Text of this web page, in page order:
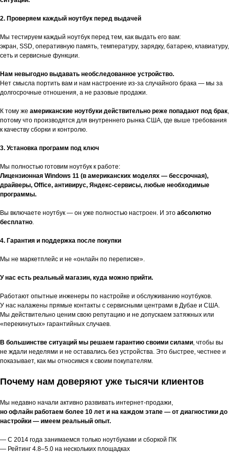
2. Проверяем каждый ноутбук перед выдачей
Мы тестируем каждый ноутбук перед тем, как выдать его вам:
экран, SSD, оперативную память, температуру, зарядку, батарею, клавиатуру,
сеть и сервисные функции.
Нам невыгодно выдавать необследованное устройство.
Нет смысла портить вам и нам настроение из-за случайного брака — мы за
долгосрочные отношения, а не разовые продажи.
К тому же американские ноутбуки действительно реже попадают под брак,
потому что производятся для внутреннего рынка США, где выше требования
к качеству сборки и контролю.
3. Установка программ под ключ
Мы полностью готовим ноутбук к работе:
Лицензионная Windows 11 (в американских моделях — бессрочная),
драйверы, Office, антивирус, Яндекс-сервисы, любые необходимые
программы.
Вы включаете ноутбук — он уже полностью настроен. И это абсолютно
бесплатно.
4. Гарантия и поддержка после покупки
Мы не маркетплейс и не «онлайн по переписке».
У нас есть реальный магазин, куда можно прийти.
Работают опытные инженеры по настройке и обслуживанию ноутбуков.
У нас налажены прямые контакты с сервисными центрами в Дубае и США.
Мы действительно ценим свою репутацию и не допускаем затяжных или
«перекинутых» гарантийных случаев.
В большинстве ситуаций мы решаем гарантию своими силами, чтобы вы
не ждали неделями и не оставались без устройства. Это быстрее, честнее и
показывает, как мы относимся к своим покупателям.
Почему нам доверяют уже тысячи клиентов
Мы недавно начали активно развивать интернет-продажи,
но офлайн работаем более 10 лет и на каждом этапе — от диагностики до
настройки — имеем реальный опыт.
— С 2014 года занимаемся только ноутбуками и сборкой ПК
— Рейтинг 4.8–5.0 на нескольких площадках